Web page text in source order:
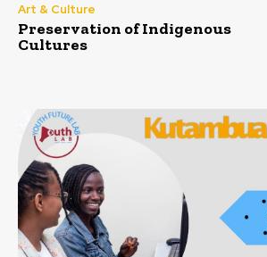
Art & Culture
Preservation of Indigenous
Cultures